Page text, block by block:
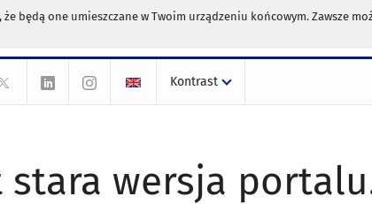
będą one umieszczane w Twoim urządzeniu końcowym. Zawsze
Kontrast
stara wersja